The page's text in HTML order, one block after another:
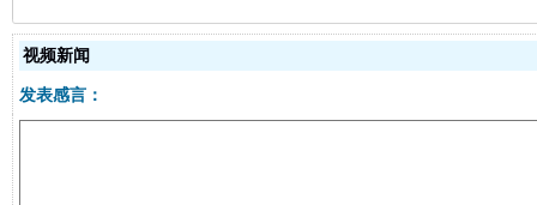
视频新闻
发表感言：